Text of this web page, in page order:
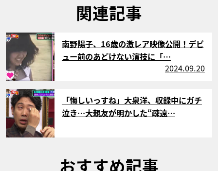
関連記事
サムネイル
南野陽子、16歳の激レア映像公開！デビ
ュー前のあどけない演技に「…
2024.09.20
サムネイル
「悔しいっすね」大泉洋、収録中にガチ
泣き…大親友が明かした“疎遠…
おすすめ記事